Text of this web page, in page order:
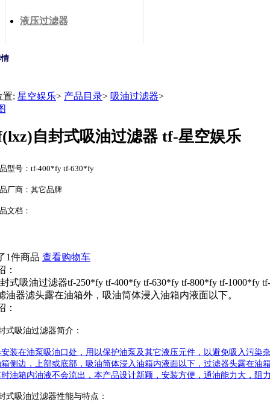
液压过滤器
置: 星空娱乐> 产品目录> 吸油过滤器>
自封式吸油过滤器 tf-星空娱乐
型号：tf-400*fy tf-630*fy
厂商：其它品牌
文档：
1件商品 查看购物车
：
式吸油过滤器tf-250*fy tf-400*fy tf-630*fy tf-800*fy tf-1000*fy
油器滤头露在油箱外，吸油筒体浸入油箱内液面以下。
：
式吸油过滤器简介：
装在油泵吸油口处，用以保护油泵及其它液压元件，以避免吸入污
侧边，上部或底部，吸油筒体浸入油箱内液面以下，过滤器头露在
油箱内油液不会流出，本产品设计新颖，安装方便，通油能力大，阻
式吸油过滤器性能与特点：